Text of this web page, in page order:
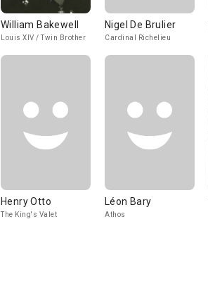
William Bakewell
Louis XIV / Twin Brother
Nigel De Brulier
Cardinal Richelieu
Henry Otto
The King's Valet
Léon Bary
Athos